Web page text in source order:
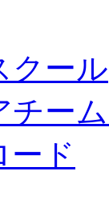
クール
ー
ード